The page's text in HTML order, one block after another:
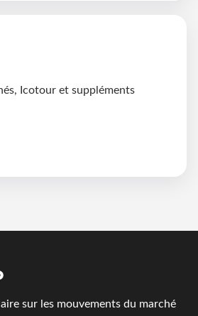
Icotour et suppléments
sur les mouvements du marché